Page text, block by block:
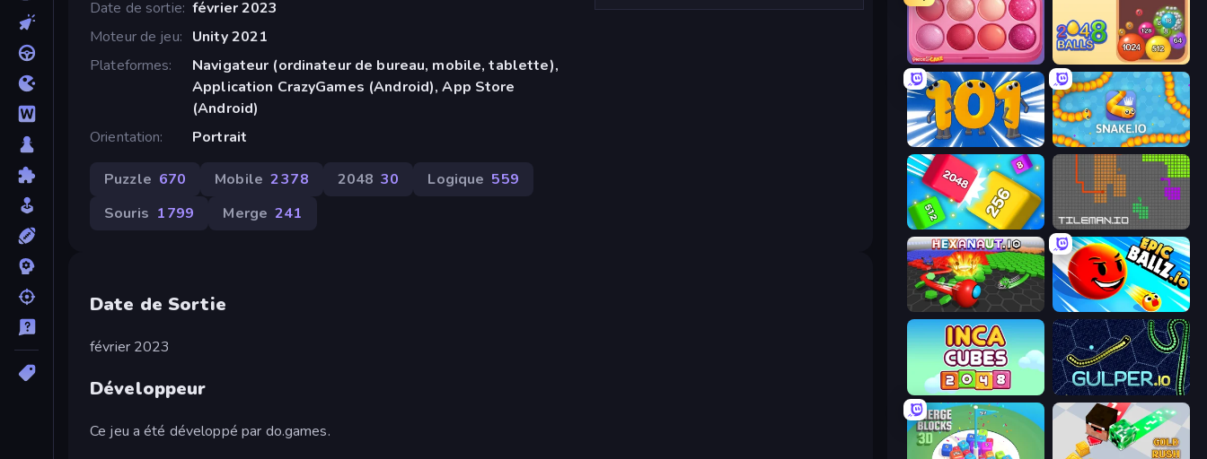
Date de sortie février 2023
Moteur de jeu
Unity 2021
Plateformes
Navigateur (ordinateur de bureau, mobile, tablette),
Application CrazyGames (Android), App Store
(Android)
Orientation
Portrait
Puzzle 670 Mobile 2 378 2048 30 Logique 559
Souris 1 799 Merge 241
Date de Sortie
février 2023
Développeur
Ce jeu a été développé par do.games.
Piece of Cake: Merge and Bake Crazy 2048 Balls
Numbers Arena Snake.io
Qube 2048 TileMan.io
Hexanaut.io EpicBallz.io
Inca Cubes 2048 Gulper.io